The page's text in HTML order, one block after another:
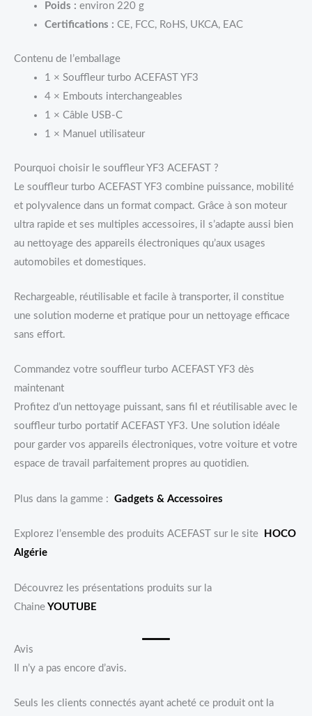
Poids : environ 220 g
Certifications : CE, FCC, RoHS, UKCA, EAC
Contenu de l’emballage
1 × Souffleur turbo ACEFAST YF3
4 × Embouts interchangeables
1 × Câble USB-C
1 × Manuel utilisateur
Pourquoi choisir le souffleur YF3 ACEFAST ?
Le souffleur turbo ACEFAST YF3 combine puissance, mobilité
et polyvalence dans un format compact. Grâce à son moteur
ultra rapide et ses multiples accessoires, il s’adapte aussi bien
au nettoyage des appareils électroniques qu’aux usages
automobiles et domestiques.
Rechargeable, réutilisable et facile à transporter, il constitue
une solution moderne et pratique pour un nettoyage efficace
sans effort.
Commandez votre souffleur turbo ACEFAST YF3 dès
maintenant
Profitez d’un nettoyage puissant, sans fil et réutilisable avec le
souffleur turbo portatif ACEFAST YF3. Une solution idéale
pour garder vos appareils électroniques, votre voiture et votre
espace de travail parfaitement propres au quotidien.
Plus dans la gamme : Gadgets & Accessoires
Explorez l’ensemble des produits ACEFAST sur le site
HOCO
Algérie
Découvrez les présentations produits sur la
Chaine YOUTUBE
Avis
Il n’y a pas encore d’avis.
Seuls les clients connectés ayant acheté ce produit ont la